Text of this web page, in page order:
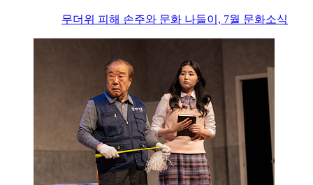
무더위 피해 손주와 문화 나들이, 7월 문화소식